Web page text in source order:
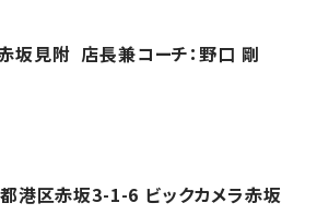
坂見附 店長兼コーチ：野口 剛
区赤坂3-1-6 ビックカメラ赤坂